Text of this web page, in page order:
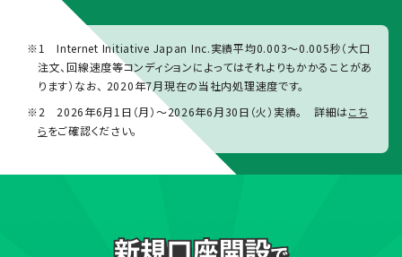
※1 Internet Initiative Japan Inc.実績平均0.003〜0.005秒（大口
注文、回線速度等コンディションによってはそれよりもかかることがあ
ります）なお、 2020年7月現在の当社内処理速度です。
※2 2026年6月1日（月）～2026年6月30日（火） 実績。 詳細はこち
らをご確認ください。